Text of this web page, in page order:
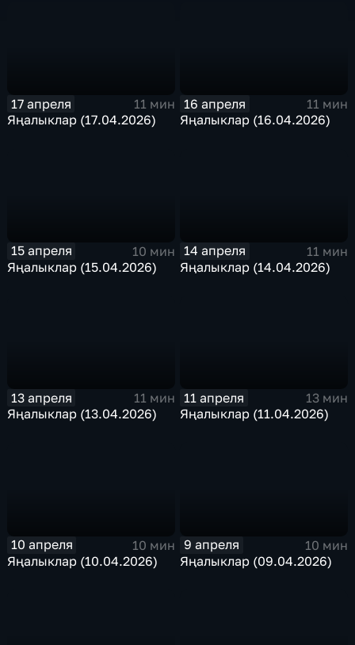
17 апреля
11 мин
Яңалыклар (17.04.2026)
16 апреля
11 мин
Яңалыклар (16.04.2026)
15 апреля
10 мин
Яңалыклар (15.04.2026)
14 апреля
11 мин
Яңалыклар (14.04.2026)
13 апреля
11 мин
Яңалыклар (13.04.2026)
11 апреля
13 мин
Яңалыклар (11.04.2026)
10 апреля
10 мин
Яңалыклар (10.04.2026)
9 апреля
10 мин
Яңалыклар (09.04.2026)